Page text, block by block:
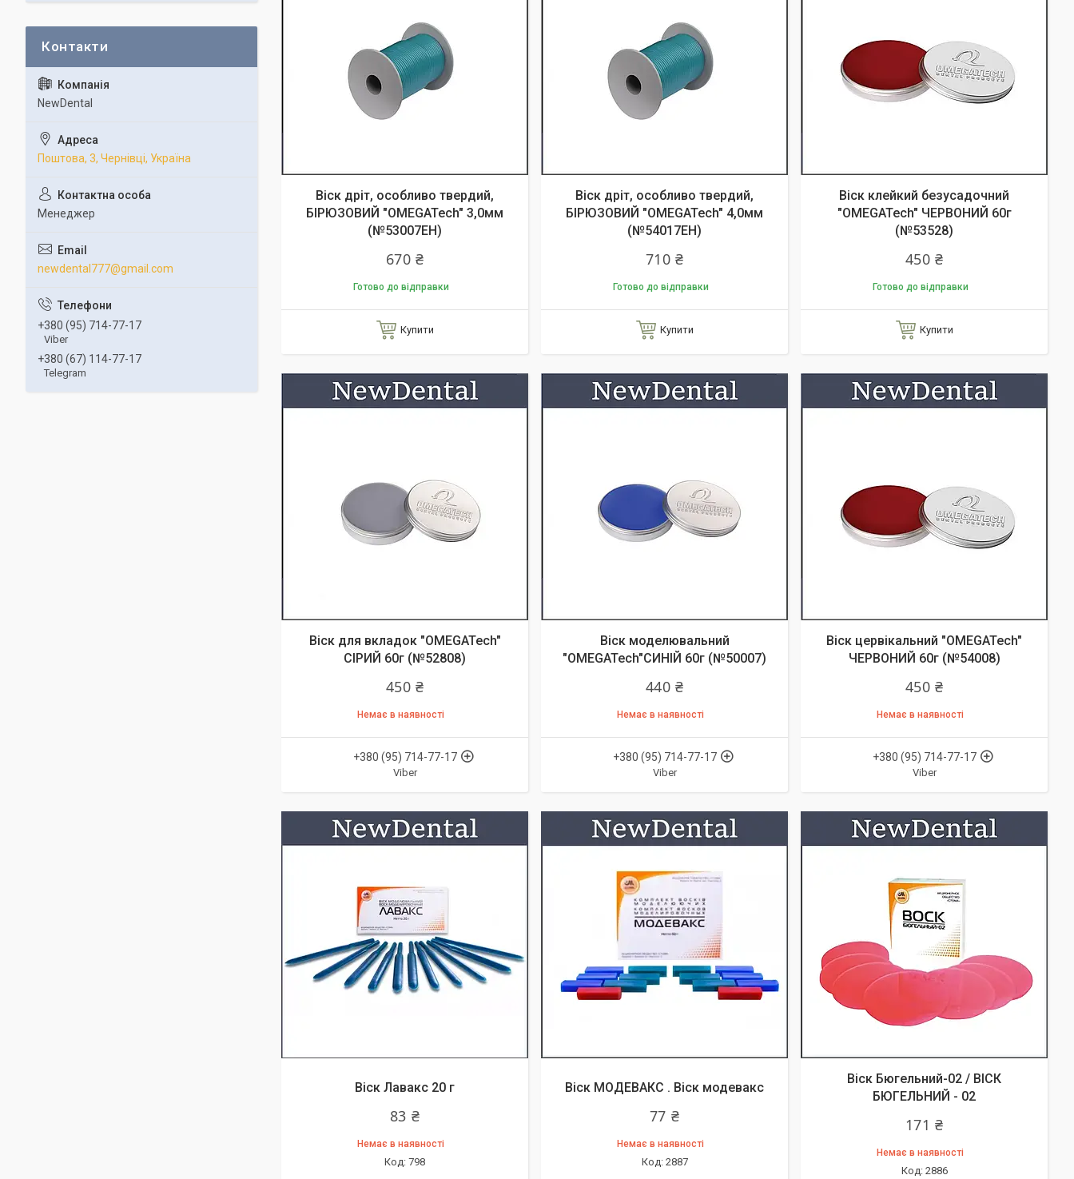
Віск дріт, особливо твердий,
БІРЮЗОВИЙ "OMEGATech" 3,0мм
(№53007EH)
670 ₴
Готово до відправки
Купити
Віск дріт, особливо твердий,
БІРЮЗОВИЙ "OMEGATech" 4,0мм
(№54017EH)
710 ₴
Готово до відправки
Купити
Віск клейкий безусадочний
"OMEGATech" ЧЕРВОНИЙ 60г
(№53528)
450 ₴
Готово до відправки
Купити
Віск для вкладок "OMEGATech"
СІРИЙ 60г (№52808)
450 ₴
Немає в наявності
+380 (95) 714-77-17
Viber
Віск моделювальний
"OMEGATech"СИНІЙ 60г (№50007)
440 ₴
Немає в наявності
+380 (95) 714-77-17
Viber
Віск цервікальний "OMEGATech"
ЧЕРВОНИЙ 60г (№54008)
450 ₴
Немає в наявності
+380 (95) 714-77-17
Viber
Віск Лавакс 20 г
83 ₴
Немає в наявності
798
Віск МОДЕВАКС . Віск модевакс
77 ₴
Немає в наявності
2887
Віск Бюгельний-02 / ВІСК
БЮГЕЛЬНИЙ - 02
171 ₴
Немає в наявності
2886
NewDental
Поштова, 3, Чернівці, Україна
Менеджер
newdental777@gmail.com
+380 (95) 714-77-17
Viber
+380 (67) 114-77-17
Telegram